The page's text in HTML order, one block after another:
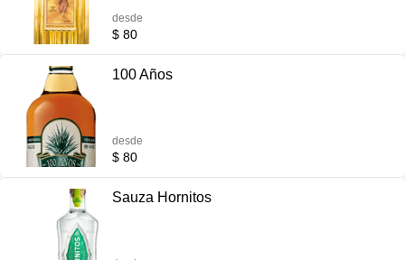
desde
$ 80
100 Años
desde
$ 80
Sauza Hornitos